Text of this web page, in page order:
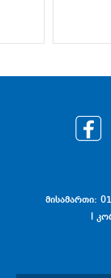
მისამართი:
I